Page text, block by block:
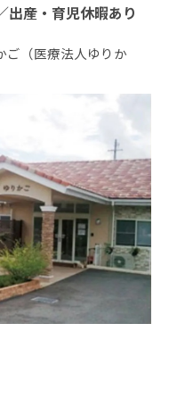
出産・育児休暇あり
ご（医療法人ゆりか